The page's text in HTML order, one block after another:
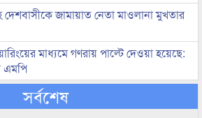
জামায়াত নেতা মাওলানা মুখতার
মাধ্যমে গণরায় পাল্টে দেওয়া হয়েছে:
এমপি
সর্বশেষ